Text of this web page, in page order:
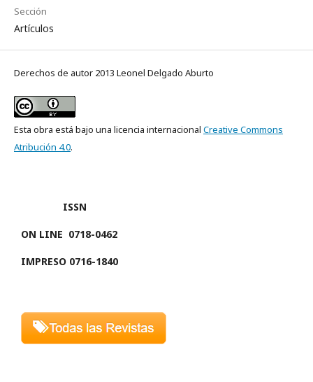
Sección
Artículos
Derechos de autor 2013 Leonel Delgado Aburto
Esta obra está bajo una licencia internacional Creative Commons
Atribución 4.0.
ISSN
ON LINE 0718-0462
IMPRESO 0716-1840